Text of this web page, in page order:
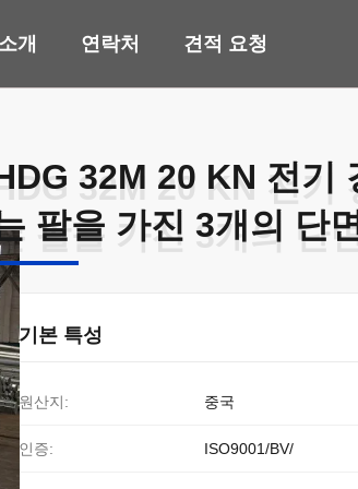
개 연락처 견적 요청
32M 20 KN 전기
팔을 가진 3개의 단
32M 20 KN 전기
팔을 가진 3개의 단
기본 특성
원산지: 중국
인증: ISO9001/BV/